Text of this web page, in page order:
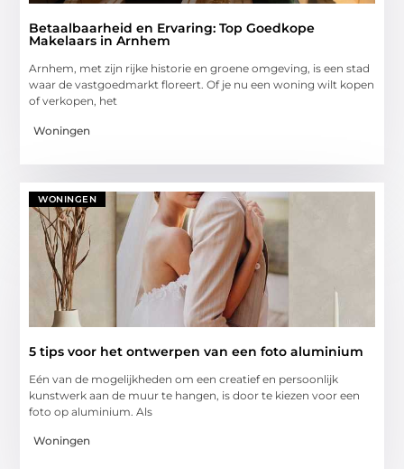
Betaalbaarheid en Ervaring: Top Goedkope
Makelaars in Arnhem
Arnhem, met zijn rijke historie en groene omgeving, is een stad
waar de vastgoedmarkt floreert. Of je nu een woning wilt kopen
of verkopen, het
Woningen
WONINGEN
5 tips voor het ontwerpen van een foto aluminium
Eén van de mogelijkheden om een creatief en persoonlijk
kunstwerk aan de muur te hangen, is door te kiezen voor een
foto op aluminium. Als
Woningen